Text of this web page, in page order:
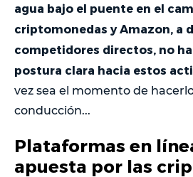
agua bajo el puente en el
criptomonedas y Amazon, a
competidores directos, no
postura clara hacia estos
vez sea el momento de
conducción...
Plataformas en
apuesta por las